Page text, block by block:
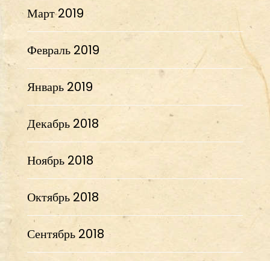
Март 2019
Февраль 2019
Январь 2019
Декабрь 2018
Ноябрь 2018
Октябрь 2018
Сентябрь 2018